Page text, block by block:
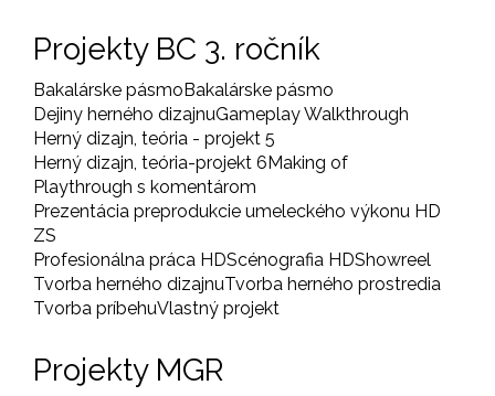
Projekty BC 3. ročník
Bakalárske pásmoBakalárske pásmo
Dejiny herného dizajnuGameplay Walkthrough
Herný dizajn, teória - projekt 5
Herný dizajn, teória-projekt 6Making of
Playthrough s komentárom
Prezentácia preprodukcie umeleckého výkonu HD
ZS
Profesionálna práca HDScénografia HDShowreel
Tvorba herného dizajnuTvorba herného prostredia
Tvorba príbehuVlastný projekt
Projekty MGR